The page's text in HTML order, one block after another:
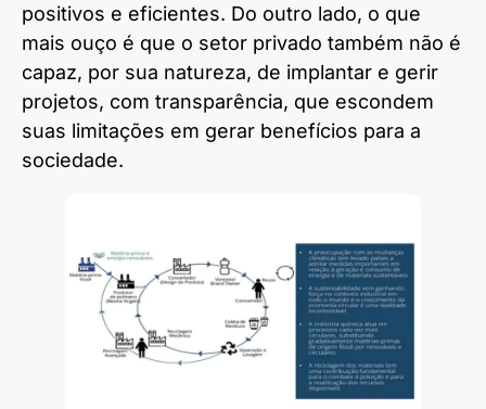
positivos e eficientes. Do outro lado, o que
mais ouço é que o setor privado também não é
capaz, por sua natureza, de implantar e gerir
projetos, com transparência, que escondem
suas limitações em gerar benefícios para a
sociedade.